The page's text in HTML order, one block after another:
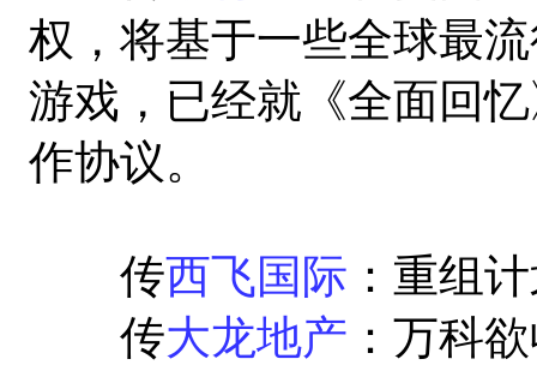
权，将基于一些全球最
游戏，已经就《全面回
作协议。
传西飞国际 ：重组
传大龙地产 ：万科